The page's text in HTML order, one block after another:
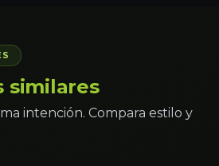
similares
intención. Compara estilo y